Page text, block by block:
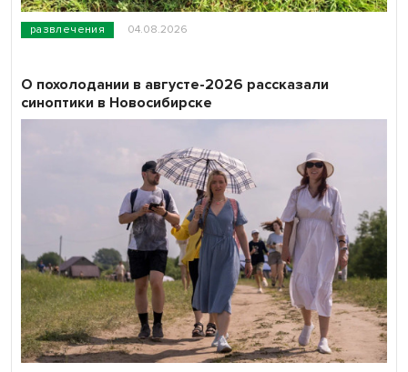
развлечения 04.08.2026
О похолодании в августе-2026 рассказали
синоптики в Новосибирске